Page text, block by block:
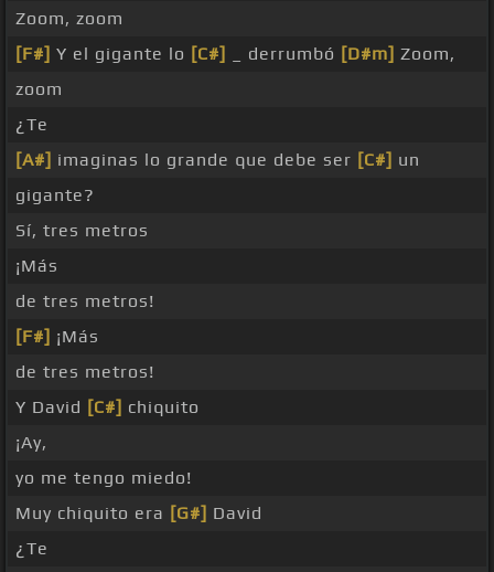
Zoom, zoom
[F#] Y el gigante lo [C#] _ derrumbó [D#m] Zoom,
zoom
¿Te
[A#] imaginas lo grande que debe ser [C#] un
gigante?
Sí, tres metros
¡Más
de tres metros!
[F#] ¡Más
de tres metros!
Y David [C#] chiquito
¡Ay,
yo me tengo miedo!
Muy chiquito era [G#] David
¿Te